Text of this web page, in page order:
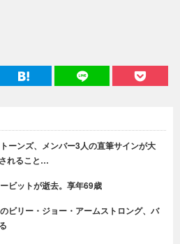
ーンズ、メンバー3人の直筆サインが大
れること…
ビットが逝去。享年69歳
ビリー・ジョー・アームストロング、バ